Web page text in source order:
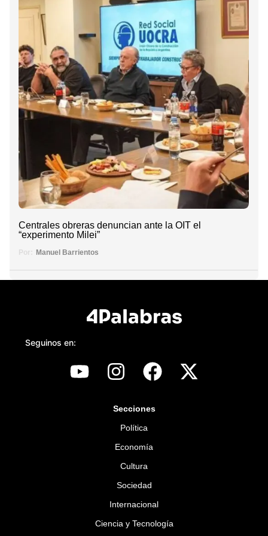
Centrales obreras denuncian ante la OIT el
“experimento Milei”
Por: Manuel Barrientos
Seguinos en:
Secciones
Política
Economía
Cultura
Sociedad
Internacional
Ciencia y Tecnología